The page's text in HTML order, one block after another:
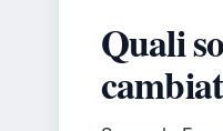
Quali